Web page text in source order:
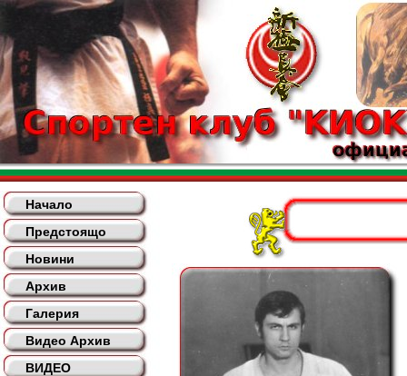
Начало
Предстоящо
Новини
Архив
Галерия
Видео Архив
ВИДЕО